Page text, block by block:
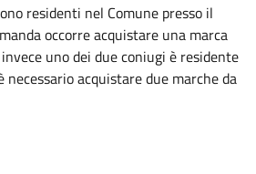
residenti nel Comune presso il
occorre acquistare una marca
uno dei due coniugi è residente
necessario acquistare due marche da